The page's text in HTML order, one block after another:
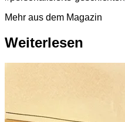
Mehr aus dem Magazin
Weiterlesen